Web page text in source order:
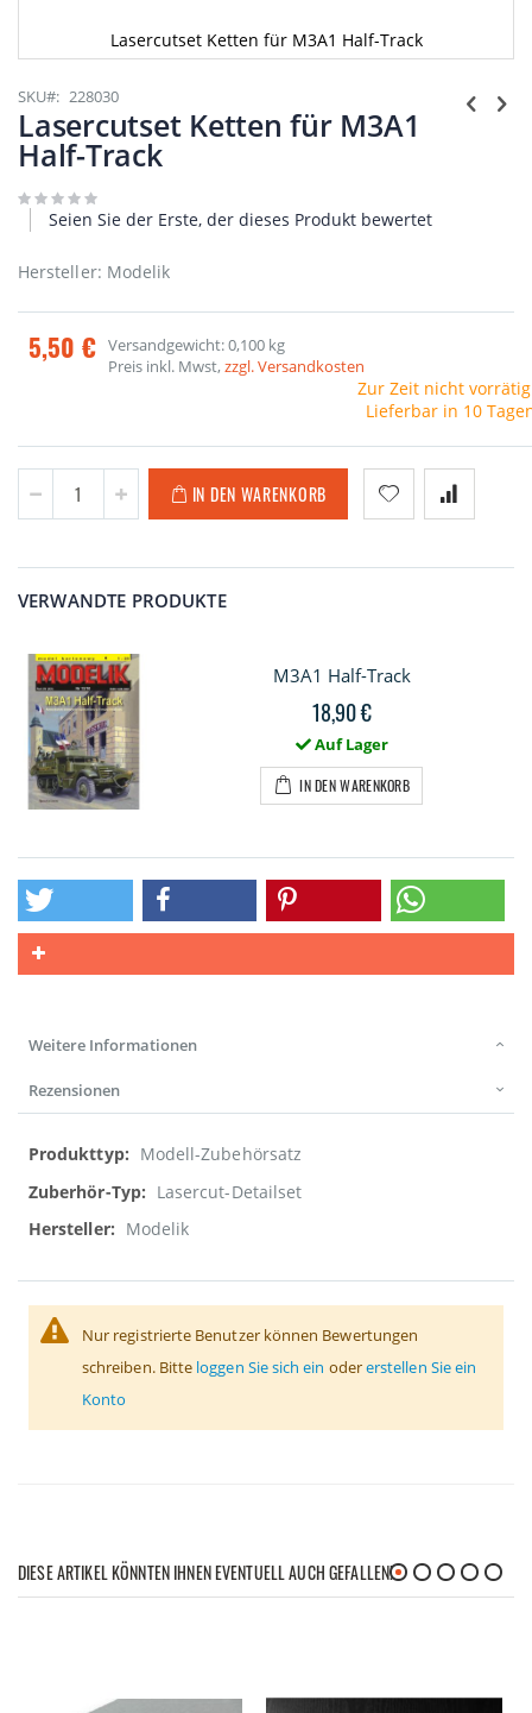
Lasercutset Ketten für M3A1 Half-Track
Anfang
der
Bildgalerie
springen
SKU 228030
Lasercutset Ketten für M3A1
Half-Track
Seien Sie der Erste, der dieses Produkt bewertet
Hersteller: Modelik
5,50 € Versandgewicht: 0,100 kg
Preis inkl. Mwst,zzgl. Versandkosten
Zur Zeit nicht
Lieferbar in 10
IN DEN WARENKORB
VERWANDTE PRODUKTE
M3A1 Half-Track
18,90 €
Auf Lager
IN DEN WARENKORB
Weitere Informationen
Rezensionen
Weitere
Informationen
Modell-Zubehörsatz
Lasercut-Detailset
Modelik
Nur registrierte Benutzer können Bewertungen
schreiben. Bitte loggen Sie sich ein odererstellen Sie ein
Konto
DIESE ARTIKEL KÖNNTEN IHNEN EVENTUELL AUCH GEFALLEN!